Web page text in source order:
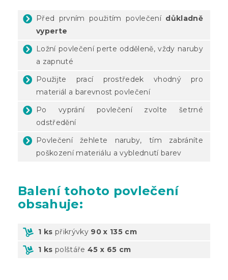
Před prvním použitím povlečení důkladně
vyperte
Ložní povlečení perte odděleně, vždy naruby
a zapnuté
Použijte prací prostředek vhodný pro
materiál a barevnost povlečení
Po vyprání povlečení zvolte šetrné
odstředění
Povlečení žehlete naruby, tím zabráníte
poškození materiálu a vyblednutí barev
Balenítohoto povlečení
obsahuje:
1 ks přikrývky 90 x 135 cm
1 ks polštáře45 x 65 cm